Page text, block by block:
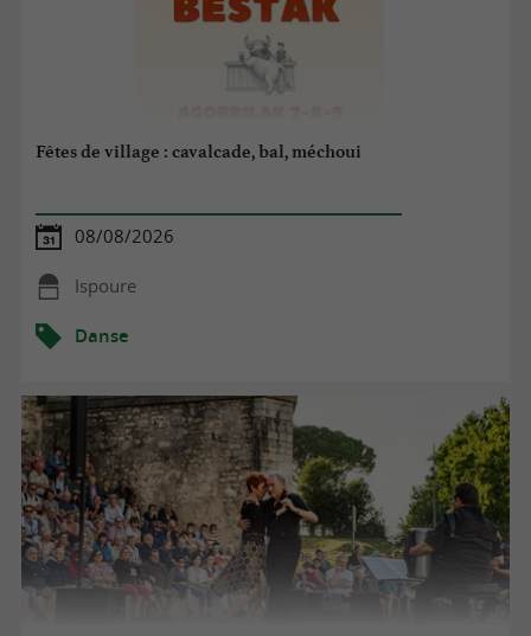
Fêtes de village : cavalcade, bal, méchoui
08/08/2026
Ispoure
Danse